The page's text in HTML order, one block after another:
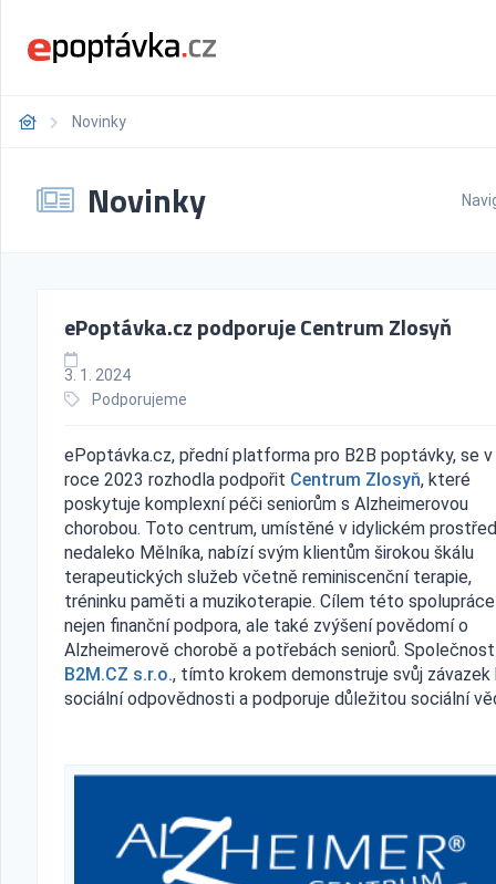
Novinky
Novinky
ePoptávka.cz podporuje Centrum Zlosyň
3. 1. 2024
Podporujeme
ePoptávka.cz, přední platforma pro B2B poptávky, se v
roce 2023 rozhodla podpořit Centrum Zlosyň, které
poskytuje komplexní péči seniorům s Alzheimerovou
chorobou. Toto centrum, umístěné v idylickém
nedaleko Mělníka, nabízí svým klientům širokou škálu
terapeutických služeb včetně reminiscenční terapie,
tréninku paměti a muzikoterapie. Cílem této
nejen finanční podpora, ale také zvýšení povědomí o
Alzheimerově chorobě a potřebách seniorů. Společnost
B2M.CZ s.r.o., tímto krokem demonstruje svůj závazek
sociální odpovědnosti a podporuje důležitou sociální